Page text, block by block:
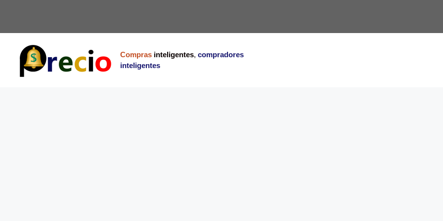
Compras inteligentes, compradores
inteligentes